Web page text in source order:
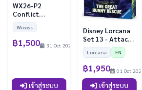
WX26-P2
Conflict
SELECTOR
Wixoss
฿1,500 31 Oct 2026
เข้าสู่ระบบ
Disney Lorcana
Set 13 - Attack
of the Vine! -
Illumineer's
Quest: The
Great Hunny
Rescue
Lorcana EN
฿1,950 01 Oct 2026
เข้าสู่ระบบ